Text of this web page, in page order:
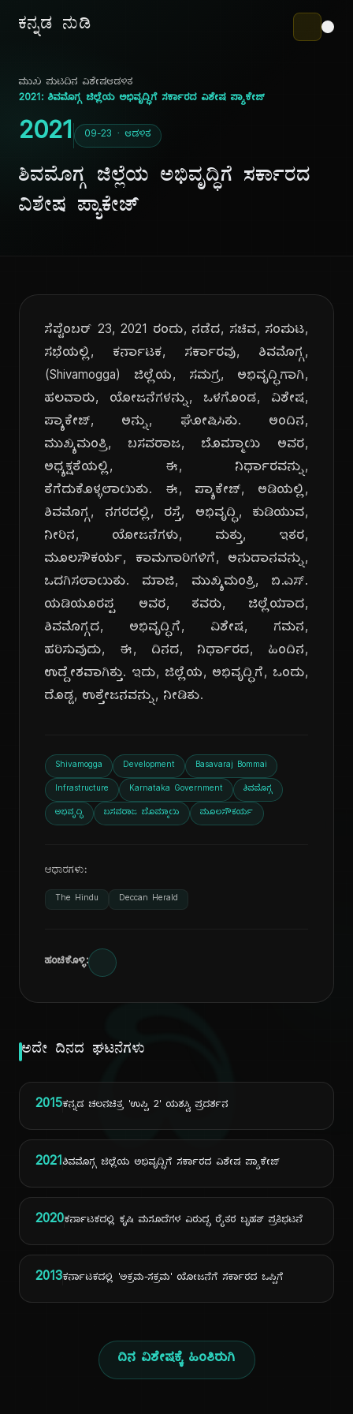
ಕನ್ನಡ ನುಡಿ
ದಿ
ಮುಖ ಪುಟದಿನ ವಿಶೇಷಆಡಳಿತ
2021: ಶಿವಮೊಗ್ಗ ಜಿಲ್ಲೆಯ ಅಭಿವೃದ್ಧಿಗೆ ಸರ್ಕಾರದ ವಿಶೇಷ ಪ್ಯಾಕೇಜ್
2021 09-23 · ಆಡಳಿತ
ಶಿವಮೊಗ್ಗ ಜಿಲ್ಲೆಯ ಅಭಿವೃದ್ಧಿಗೆ ಸರ್ಕಾರದ
ವಿಶೇಷ ಪ್ಯಾಕೇಜ್
ಸೆಪ್ಟೆಂಬರ್ 23, 2021 ರಂದು, ನಡೆದ, ಸಚಿವ, ಸಂಪುಟ,
ಸಭೆಯಲ್ಲಿ, ಕರ್ನಾಟಕ, ಸರ್ಕಾರವು, ಶಿವಮೊಗ್ಗ,
(Shivamogga) ಜಿಲ್ಲೆಯ, ಸಮಗ್ರ, ಅಭಿವೃದ್ಧಿಗಾಗಿ,
ಹಲವಾರು, ಯೋಜನೆಗಳನ್ನು, ಒಳಗೊಂಡ, ವಿಶೇಷ,
ಪ್ಯಾಕೇಜ್, ಅನ್ನು, ಘೋಷಿಸಿತು. ಅಂದಿನ,
ಮುಖ್ಯಮಂತ್ರಿ, ಬಸವರಾಜ, ಬೊಮ್ಮಾಯಿ ಅವರ,
ಅಧ್ಯಕ್ಷತೆಯಲ್ಲಿ, ಈ, ನಿರ್ಧಾರವನ್ನು,
ತೆಗೆದುಕೊಳ್ಳಲಾಯಿತು. ಈ, ಪ್ಯಾಕೇಜ್, ಅಡಿಯಲ್ಲಿ,
ಶಿವಮೊಗ್ಗ, ನಗರದಲ್ಲಿ, ರಸ್ತೆ, ಅಭಿವೃದ್ಧಿ, ಕುಡಿಯುವ,
ನೀರಿನ, ಯೋಜನೆಗಳು, ಮತ್ತು, ಇತರ,
ಮೂಲಸೌಕರ್ಯ, ಕಾಮಗಾರಿಗಳಿಗೆ, ಅನುದಾನವನ್ನು,
ಒದಗಿಸಲಾಯಿತು. ಮಾಜಿ, ಮುಖ್ಯಮಂತ್ರಿ, ಬಿ.ಎಸ್.
ಯಡಿಯೂರಪ್ಪ ಅವರ, ತವರು, ಜಿಲ್ಲೆಯಾದ,
ಶಿವಮೊಗ್ಗದ, ಅಭಿವೃದ್ಧಿಗೆ, ವಿಶೇಷ, ಗಮನ,
ಹರಿಸುವುದು, ಈ, ದಿನದ, ನಿರ್ಧಾರದ, ಹಿಂದಿನ,
ಉದ್ದೇಶವಾಗಿತ್ತು. ಇದು, ಜಿಲ್ಲೆಯ, ಅಭಿವೃದ್ಧಿಗೆ, ಒಂದು,
ದೊಡ್ಡ, ಉತ್ತೇಜನವನ್ನು, ನೀಡಿತು.
Shivamogga Development Basavaraj Bommai
Infrastructure Karnataka Government ಶಿವಮೊಗ್ಗ
ಅಭಿವೃದ್ಧಿ ಬಸವರಾಜ ಬೊಮ್ಮಾಯಿ ಮೂಲಸೌಕರ್ಯ
ಆಧಾರಗಳು:
The Hindu Deccan Herald
ಹಂಚಿಕೊಳ್ಳಿ:
ಅದೇ ದಿನದ ಘಟನೆಗಳು
2015ಕನ್ನಡ ಚಲನಚಿತ್ರ 'ಉಪ್ಪಿ 2' ಯಶಸ್ವಿ ಪ್ರದರ್ಶನ
2021ಶಿವಮೊಗ್ಗ ಜಿಲ್ಲೆಯ ಅಭಿವೃದ್ಧಿಗೆ ಸರ್ಕಾರದ ವಿಶೇಷ ಪ್ಯಾಕೇಜ್
2020ಕರ್ನಾಟಕದಲ್ಲಿ ಕೃಷಿ ಮಸೂದೆಗಳ ವಿರುದ್ಧ ರೈತರ ಬೃಹತ್ ಪ್ರತಿಭಟನೆ
2013ಕರ್ನಾಟಕದಲ್ಲಿ 'ಅಕ್ರಮ-ಸಕ್ರಮ' ಯೋಜನೆಗೆ ಸರ್ಕಾರದ ಒಪ್ಪಿಗೆ
ದಿನ ವಿಶೇಷಕ್ಕೆ ಹಿಂತಿರುಗಿ